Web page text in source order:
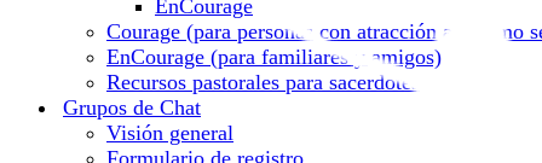
EnCourage
Courage (para personas con atracción al mismo
EnCourage (para familiares y amigos)
Recursos pastorales para sacerdotes
Grupos de Chat
Visión general
Formulario de registro